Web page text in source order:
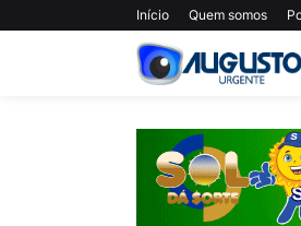
Início Quem somos